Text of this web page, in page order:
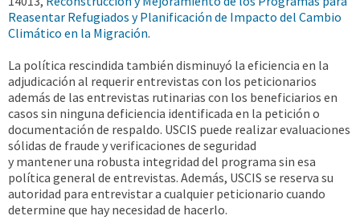
Reasentar Refugiados y Planificación de Impacto del Cambio
Climático en la Migración.
La política rescindida también disminuyó la eficiencia en la
adjudicación al requerir entrevistas con los peticionarios
además de las entrevistas rutinarias con los beneficiarios en
casos sin ninguna deficiencia identificada en la petición o
documentación de respaldo. USCIS puede realizar evaluaciones
sólidas de fraude y verificaciones de seguridad
y mantener una robusta integridad del programa sin esa
política general de entrevistas. Además, USCIS se reserva su
autoridad para entrevistar a cualquier peticionario cuando
determine que hay necesidad de hacerlo.